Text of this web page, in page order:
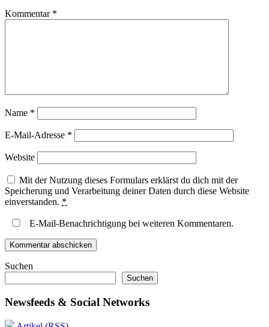
Kommentar *
Name *
E-Mail-Adresse *
Website
Mit der Nutzung dieses Formulars erklärst du dich mit der
Speicherung und Verarbeitung deiner Daten durch diese Website
einverstanden. *
E-Mail-Benachrichtigung bei weiteren Kommentaren.
Suchen
Suchen
Newsfeeds & Social Networks